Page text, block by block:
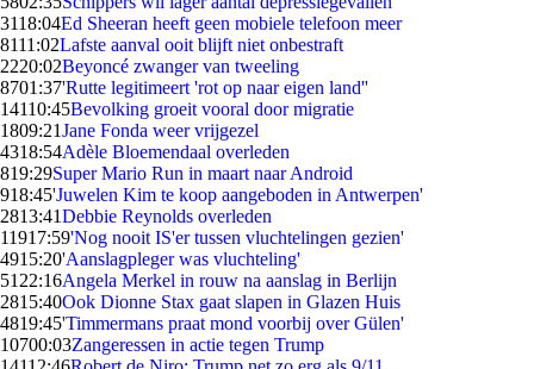
3118:04Ed Sheeran heeft geen mobiele telefoon meer
8111:02Lafste aanval ooit blijft niet onbestraft
2220:02Beyoncé zwanger van tweeling
8701:37'Rutte legitimeert 'rot op naar eigen land''
14110:45Bevolking groeit vooral door migratie
1809:21Jane Fonda weer vrijgezel
4318:54Adèle Bloemendaal overleden
819:29Super Mario Run in maart naar Android
918:45'Juwelen Kim te koop aangeboden in Antwerpen'
2813:41Debbie Reynolds overleden
11917:59'Nog nooit IS'er tussen vluchtelingen gezien'
4915:20'Aanslagpleger was vluchteling'
51 22:16Angela Merkel in rouw na aanslag in Berlijn
2815:40Ook Dionne Stax gaat slapen in Glazen Huis
4819:45'Timmermans praat mond voorbij over Gülen'
10700:03Zangeressen in actie tegen Trump